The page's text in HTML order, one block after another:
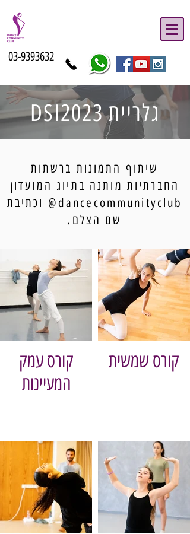
03-9393632
גלריית DSI2023
שיתוף התמונות ברשתות
החברתיות מותנה בתיוג המועדון
dancecommunityclub@ וכתיבת
שם הצלם.
קורס שמשית
קורס עמק
המעיינות